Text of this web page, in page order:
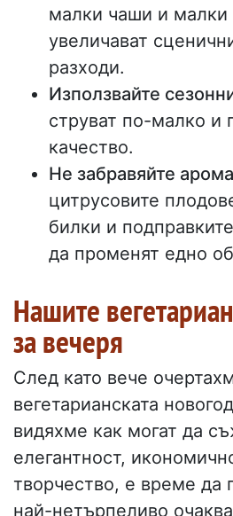
малки чаши и малки
увеличават
разходи.
Използвайте
струват по-малко и
качество.
Не забравяйте
цитрусовите
билки и
да променят едно
Нашите
за вечеря
След като вече
вегетарианската
видяхме как могат да
елегантност,
творчество, е време
най-нетърпеливо